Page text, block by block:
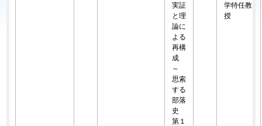
実証
と理
論に
よる
再構
成
～
思索
する
部落
史
第１
学特任教
授